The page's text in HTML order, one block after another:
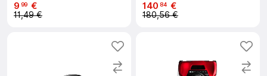
9 99 €
11,49 €
140 84 €
180,56 €